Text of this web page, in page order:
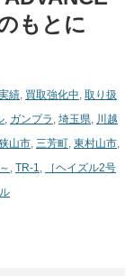
もとに
績, 買取強化中, 取り扱
, ガンプラ , 埼玉県, 川越
山市, 三芳町, 東村山市,
, TR-1,
［ヘイズル2号